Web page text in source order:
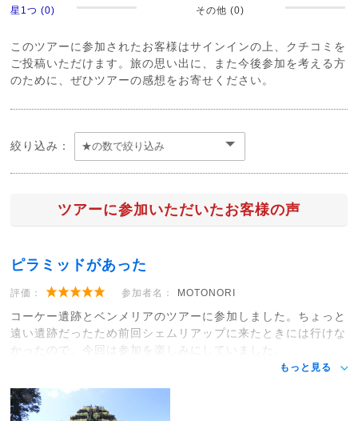
星1つ (0)
その他 (0)
このツアーに参加されたお客様はサインインの上、クチコミを
ご投稿いただけます。旅の思い出に、また今後参加を考える方
のために、ぜひツアーの感想をお寄せください。
絞り込み：
ツアーに参加いただいたお客様の声
ピラミッドがあった
評価： 参加者名： MOTONORI
コーケー遺跡とベンメリアのツアーに参加しました。ちょっと
遠い遺跡だったため前回シェムリアップに来たときには行けな
かったので、今回は参加を楽しみにしていました。
もっと見る